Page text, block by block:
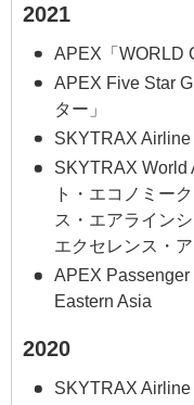
2021
APEX「WORLD
APEX Five Star
ター」
SKYTRAX Airline
SKYTRAX World
ト・エコノミー
ス・エアライン
エクセレンス・ア
APEX
Eastern Asia
2020
SKYTRAX Airline